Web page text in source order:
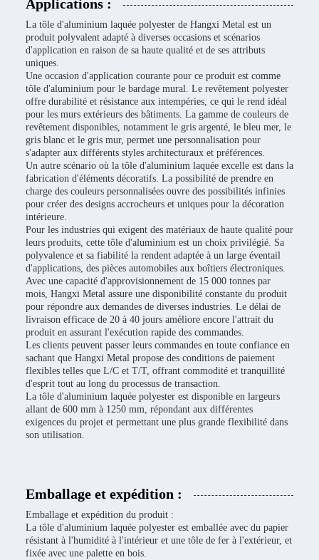
Applications :
La tôle d'aluminium laquée polyester de Hangxi Metal est un
produit polyvalent adapté à diverses occasions et scénarios
d'application en raison de sa haute qualité et de ses attributs
uniques.
Une occasion d'application courante pour ce produit est comme
tôle d'aluminium pour le bardage mural. Le revêtement polyester
offre durabilité et résistance aux intempéries, ce qui le rend idéal
pour les murs extérieurs des bâtiments. La gamme de couleurs de
revêtement disponibles, notamment le gris argenté, le bleu mer, le
gris blanc et le gris mur, permet une personnalisation pour
s'adapter aux différents styles architecturaux et préférences.
Un autre scénario où la tôle d'aluminium laquée excelle est dans la
fabrication d'éléments décoratifs. La possibilité de prendre en
charge des couleurs personnalisées ouvre des possibilités infinies
pour créer des designs accrocheurs et uniques pour la décoration
intérieure.
Pour les industries qui exigent des matériaux de haute qualité pour
leurs produits, cette tôle d'aluminium est un choix privilégié. Sa
polyvalence et sa fiabilité la rendent adaptée à un large éventail
d'applications, des pièces automobiles aux boîtiers électroniques.
Avec une capacité d'approvisionnement de 15 000 tonnes par
mois, Hangxi Metal assure une disponibilité constante du produit
pour répondre aux demandes de diverses industries. Le délai de
livraison efficace de 20 à 40 jours améliore encore l'attrait du
produit en assurant l'exécution rapide des commandes.
Les clients peuvent passer leurs commandes en toute confiance en
sachant que Hangxi Metal propose des conditions de paiement
flexibles telles que L/C et T/T, offrant commodité et tranquillité
d'esprit tout au long du processus de transaction.
La tôle d'aluminium laquée polyester est disponible en largeurs
allant de 600 mm à 1250 mm, répondant aux différentes
exigences du projet et permettant une plus grande flexibilité dans
son utilisation.
Emballage et expédition :
Emballage et expédition du produit :
La tôle d'aluminium laquée polyester est emballée avec du papier
résistant à l'humidité à l'intérieur et une tôle de fer à l'extérieur, et
fixée avec une palette en bois.